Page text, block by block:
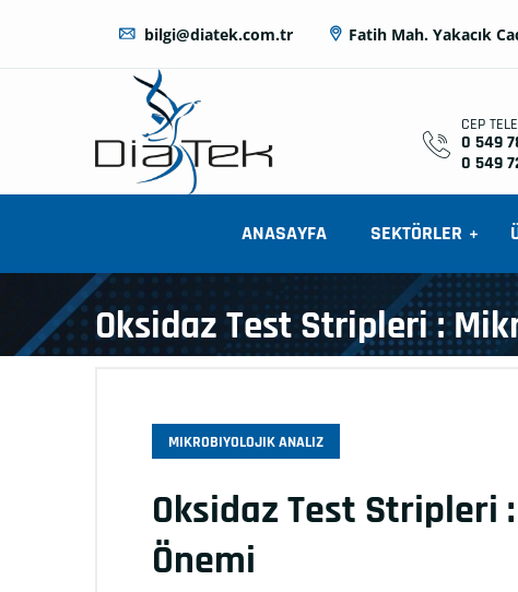
bilgi@diatek.com.tr Fatih Mah. Yakacık
CEP
0 549
0 549
ANASAYFA SEKTÖRLER
Oksidaz Test Stripleri :
MIKROBIYOLOJIK ANALIZ
Oksidaz Test Stripleri
Önemi